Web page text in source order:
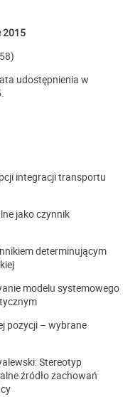
2015
udostępnienia w
integracji transportu
jako czynnik
determinującym
modelu systemowego
pozycji – wybrane
Stereotyp
źródło zachowań